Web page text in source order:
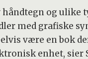
håndtegn og ulike
med grafiske
være en bok
enhet, sier